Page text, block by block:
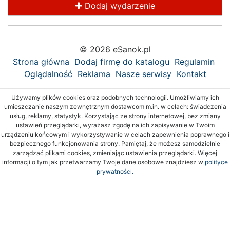
Dodaj wydarzenie
© 2026 eSanok.pl
Strona główna Dodaj firmę do katalogu Regulamin
Oglądalność Reklama Nasze serwisy Kontakt
Używamy plików cookies oraz podobnych technologii. Umożliwiamy ich
umieszczanie naszym zewnętrznym dostawcom m.in. w celach: świadczenia
usług, reklamy, statystyk. Korzystając ze strony internetowej, bez zmiany
ustawień przeglądarki, wyrażasz zgodę na ich zapisywanie w Twoim
urządzeniu końcowym i wykorzystywanie w celach zapewnienia poprawnego i
bezpiecznego funkcjonowania strony. Pamiętaj, że możesz samodzielnie
zarządzać plikami cookies, zmieniając ustawienia przeglądarki. Więcej
informacji o tym jak przetwarzamy Twoje dane osobowe znajdziesz w polityce
prywatności.